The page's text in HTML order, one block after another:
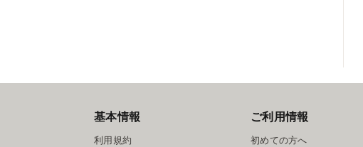
基本情報
利用規約
ご利用情報
初めての方へ